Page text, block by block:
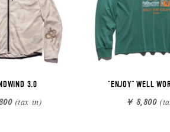
3.0
(tax in)
"ENJOY" WELL
￥ 8,800